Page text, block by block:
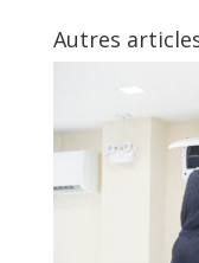
Autres